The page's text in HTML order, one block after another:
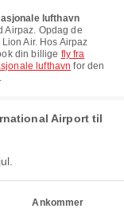
lufthavn
Airpaz. Opdag de
Air. Hos Airpaz
din billige fly fra
lufthavn for den
Airport til
Ankommer